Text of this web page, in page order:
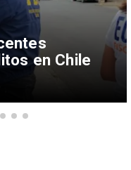
en Chile